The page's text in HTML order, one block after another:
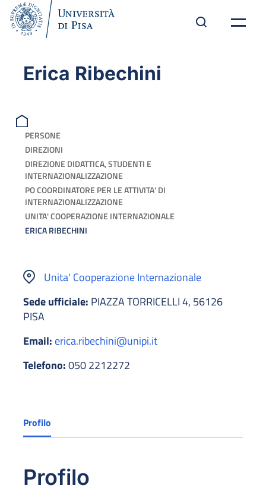
Erica Ribechini
PERSONE
DIREZIONI
DIREZIONE DIDATTICA, STUDENTI E
INTERNAZIONALIZZAZIONE
PO COORDINATORE PER LE ATTIVITA' DI
INTERNAZIONALIZZAZIONE
UNITA' COOPERAZIONE INTERNAZIONALE
ERICA RIBECHINI
Unita' Cooperazione Internazionale
Sede ufficiale: PIAZZA TORRICELLI 4, 56126
PISA
Email: erica.ribechini@unipi.it
Telefono:050 2212272
Profilo
Profilo